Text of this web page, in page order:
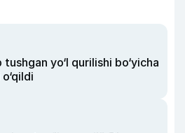
yo‘l qurilishi bo‘yicha